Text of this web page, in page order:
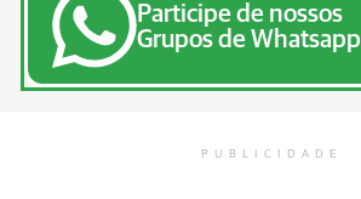
Participe de nossos
Grupos de Whatsapp
PUBLICIDADE